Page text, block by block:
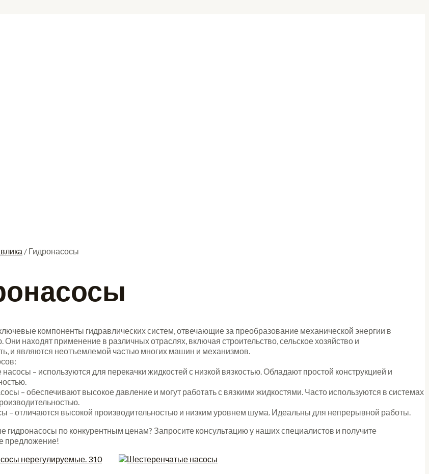
/ Гидронасосы
компоненты гидравлических систем, отвечающие за преобразование механической энергии в
Они находят применение в различных отраслях, включая строительство, сельское хозяйство и
и являются неотъемлемой частью многих машин и механизмов.
– используются для перекачки жидкостей с низкой вязкостью. Обладают простой конструкцией и
– обеспечивают высокое давление и могут работать с вязкими жидкостями. Часто используются в системах
– отличаются высокой производительностью и низким уровнем шума. Идеальны для непрерывной работы.
гидронасосы по конкурентным ценам? Запросите консультацию у наших специалистов и получите
предложение!